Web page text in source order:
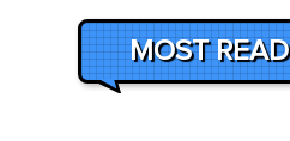
MOST READ